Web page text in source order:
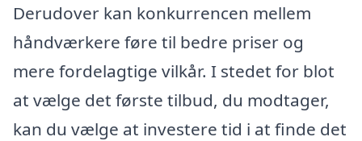
Derudover kan konkurrencen mellem
håndværkere føre til bedre priser og
mere fordelagtige vilkår. I stedet for blot
at vælge det første tilbud, du modtager,
kan du vælge at investere tid i at finde det